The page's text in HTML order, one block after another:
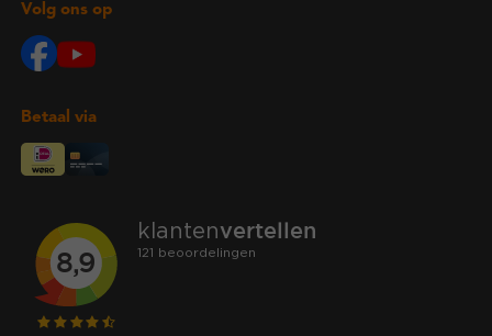
Volg ons op
Betaal via